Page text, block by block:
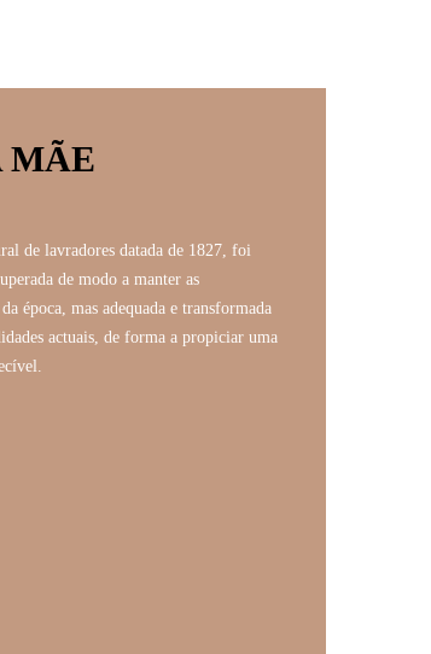
MÃE
de lavradores datada de 1827, foi
de modo a manter as
época, mas adequada e transformada
actuais, de forma a propiciar uma